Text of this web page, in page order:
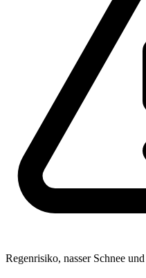
Regenrisiko, nasser Schnee